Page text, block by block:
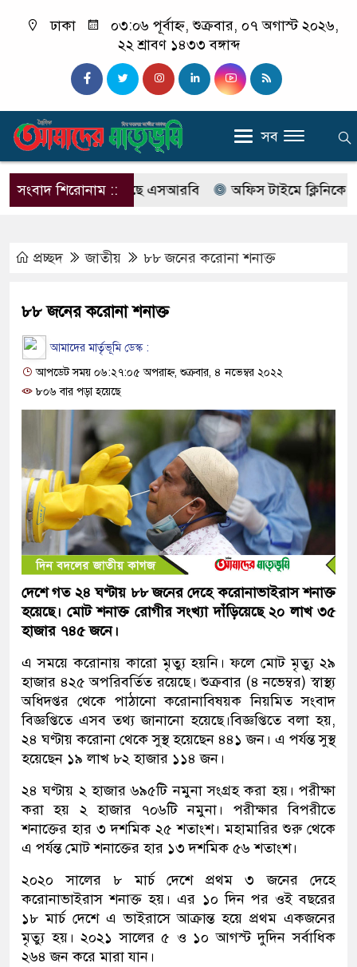
ঢাকা
০৩:০৬ পূর্বাহ্ন, শুক্রবার, ০৭ অগাস্ট ২০২৬,
২২ শ্রাবণ ১৪৩৩ বঙ্গাব্দ
সব
সংবাদ শিরোনাম ::
নাম বদলে আসছে এসআরবি অফিস টাইমে ক্লিনিকে রোগী
প্রচ্ছদ জাতীয় ৮৮ জনের করোনা শনাক্ত
৮৮ জনের করোনা শনাক্ত
আমাদের মার্তৃভূমি ডেস্ক :
আপডেট সময় ০৬:২৭:০৫ অপরাহ্ন, শুক্রবার, ৪ নভেম্বর ২০২২
৮০৬ বার পড়া হয়েছে
দেশে গত ২৪ ঘণ্টায় ৮৮ জনের দেহে করোনাভাইরাস শনাক্ত
হয়েছে। মোট শনাক্ত রোগীর সংখ্যা দাঁড়িয়েছে ২০ লাখ ৩৫
হাজার ৭৪৫ জনে।
এ সময়ে করোনায় কারো মৃত্যু হয়নি। ফলে মোট মৃত্যু ২৯
হাজার ৪২৫ অপরিবর্তিত রয়েছে। শুক্রবার (৪ নভেম্বর) স্বাস্থ্য
অধিদপ্তর থেকে পাঠানো করোনাবিষয়ক নিয়মিত সংবাদ
বিজ্ঞপ্তিতে এসব তথ্য জানানো হয়েছে।বিজ্ঞপ্তিতে বলা হয়,
২৪ ঘণ্টায় করোনা থেকে সুস্থ হয়েছেন ৪৪১ জন। এ পর্যন্ত সুস্থ
হয়েছেন ১৯ লাখ ৮২ হাজার ১১৪ জন।
২৪ ঘণ্টায় ২ হাজার ৬৯৫টি নমুনা সংগ্রহ করা হয়। পরীক্ষা
করা হয় ২ হাজার ৭০৬টি নমুনা। পরীক্ষার বিপরীতে
শনাক্তের হার ৩ দশমিক ২৫ শতাংশ। মহামারির শুরু থেকে
এ পর্যন্ত মোট শনাক্তের হার ১৩ দশমিক ৫৬ শতাংশ।
২০২০ সালের ৮ মার্চ দেশে প্রথম ৩ জনের দেহে
করোনাভাইরাস শনাক্ত হয়। এর ১০ দিন পর ওই বছরের
১৮ মার্চ দেশে এ ভাইরাসে আক্রান্ত হয়ে প্রথম একজনের
মৃত্যু হয়। ২০২১ সালের ৫ ও ১০ আগস্ট দুদিন সর্বাধিক
২৬৪ জন করে মারা যান।